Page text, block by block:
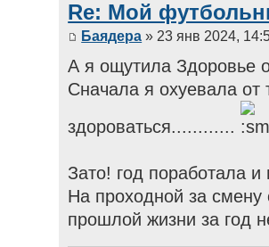
Re: Мой
Баядера » 23 янв 2024,
А я ощутила Здоровье
Сначала я охуевала от
здороваться............
Зато! год поработала
На проходной за смену
прошлой жизни за год